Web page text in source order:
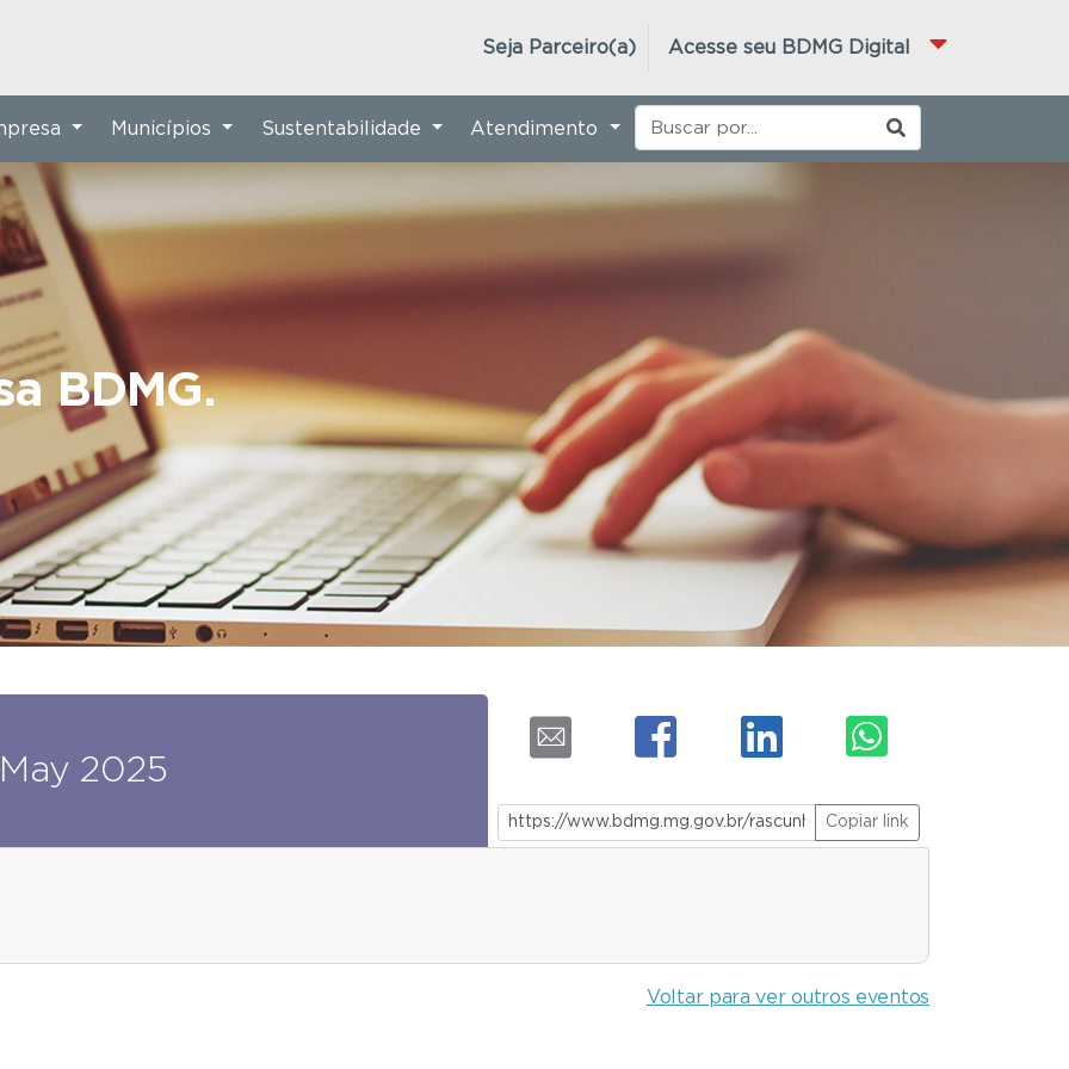
Acesse seu BDMG Digital
Seja Parceiro(a)
BDMG.
Municípios Sustentabilidade Atendimento
May 2025
Copiar link
Voltar para ver outros eventos